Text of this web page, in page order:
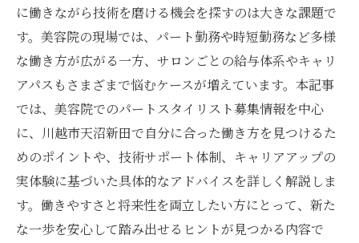
に働きながら技術を磨ける機会を探すのは大きな課題で
す。美容院の現場では、パート勤務や時短勤務など多様
な働き方が広がる一方、サロンごとの給与体系やキャリ
アパスもさまざまで悩むケースが増えています。本記事
では、美容院でのパートスタイリスト募集情報を中心
に、川越市天沼新田で自分に合った働き方を見つけるた
めのポイントや、技術サポート体制、キャリアアップの
実体験に基づいた具体的なアドバイスを詳しく解説しま
す。働きやすさと将来性を両立したい方にとって、新た
な一歩を安心して踏み出せるヒントが見つかる内容で